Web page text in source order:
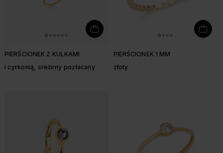
PIERŚCIONEK Z KULKAMI
i cyrkonią, srebrny pozłacany
PIERŚCIONEK 1 MM
złoty